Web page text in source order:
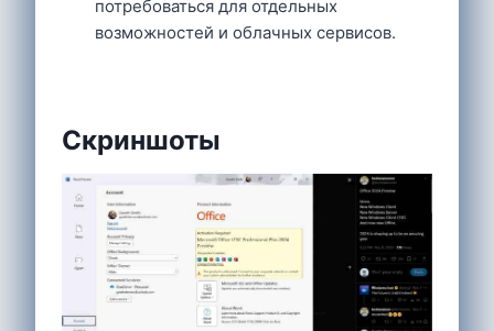
потребоваться для отдельных
возможностей и облачных сервисов.
Скриншоты